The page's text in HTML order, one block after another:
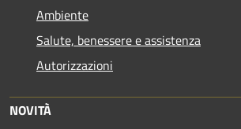
Ambiente
Salute, benessere e assistenza
Autorizzazioni
NOVITÀ